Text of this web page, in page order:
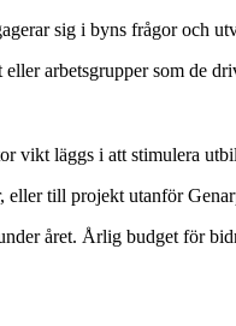
sig i byns frågor och
arbetsgrupper som de
vikt läggs i att stimulera
eller till projekt utanför
året. Årlig budget för